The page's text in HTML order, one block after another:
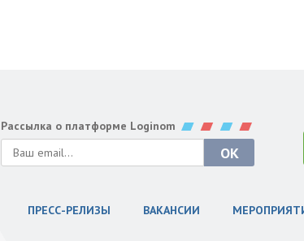
Рассылка о платформе Loginom
ПРЕСС-РЕЛИЗЫ ВАКАНСИИ